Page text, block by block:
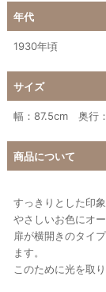
年代
1930年頃
サイズ
幅：87.5cm 奥行
商品について
すっきりとした印
やさしいお色にオ
扉が横開きのタイ
ます。
このために光を取